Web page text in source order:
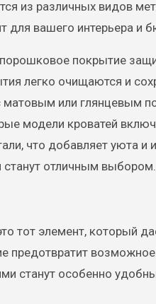
из различных видов
для вашего интерьера и
покрытие
легко очищаются и
или глянцевым
модели кроватей
что добавляет уюта и
станут отличным выбором.
тот элемент, который
предотвратит
станут особенно